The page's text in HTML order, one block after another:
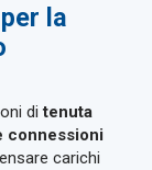
la
ditenuta
connessioni
carichi